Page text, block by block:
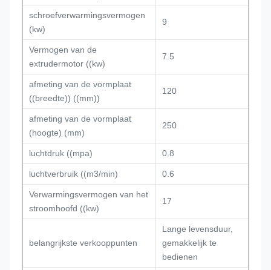
schroefverwarmingsvermogen
(kw)
9
Vermogen van de
extrudermotor ((kw)
7.5
afmeting van de vormplaat
((breedte)) ((mm))
120
afmeting van de vormplaat
(hoogte) (mm)
250
luchtdruk ((mpa) 0.8
luchtverbruik ((m3/min) 0.6
Verwarmingsvermogen van het
stroomhoofd ((kw)
17
belangrijkste verkooppunten
Lange levensduur,
gemakkelijk te
bedienen